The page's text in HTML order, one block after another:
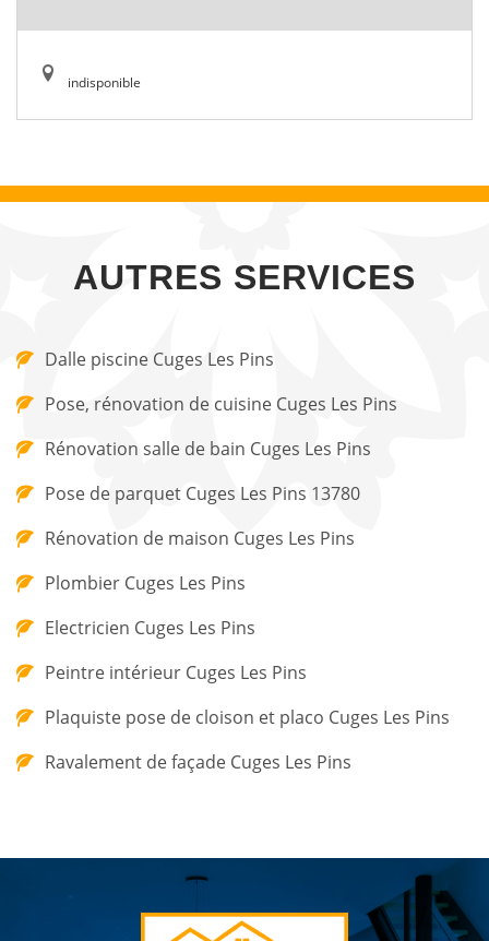
indisponible
AUTRES SERVICES
Dalle piscine Cuges Les Pins
Pose, rénovation de cuisine Cuges Les Pins
Rénovation salle de bain Cuges Les Pins
Pose de parquet Cuges Les Pins 13780
Rénovation de maison Cuges Les Pins
Plombier Cuges Les Pins
Electricien Cuges Les Pins
Peintre intérieur Cuges Les Pins
Plaquiste pose de cloison et placo Cuges Les Pins
Ravalement de façade Cuges Les Pins